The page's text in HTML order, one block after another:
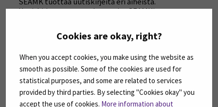
Cookies are okay, right?
When you accept cookies, you make using the website as
smooth as possible. Some of the cookies are used for
statistical purposes, and some are related to services
provided by third parties. By selecting "Cookies okay" you
accept the use of cookies. More information about
Uutiskirjeemme ovat koosteita SEAMKin
TILAA UUTISKIRJEITÄMME (AVAUTUU
SEURAA MEITÄ SOSIAALISESSA MEDIASSA
Seuraa meitä sosiaalisessa mediassa:
Seuraa meitä